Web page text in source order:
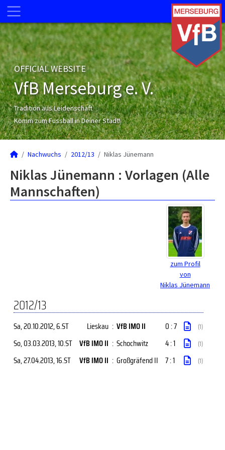
OFFICIAL WEBSITE
VfB Merseburg e. V.
Tradition aus Leidenschaft
Komm zum Fussball in Deiner Stadt!
Nachwuchs 2012/13 Niklas Jünemann
Niklas Jünemann : Vorlagen (Alle
Mannschaften)
zum Profil
von
Niklas Jünemann
2012/13
Sa, 20.10.2012, 6.ST Lieskau : VfB IMO II 0 : 7 (1)
So, 03.03.2013, 10.ST VfB IMO II : Schochwitz 4 : 1 (1)
Sa, 27.04.2013, 16.ST VfB IMO II : Großgräfend II 7 : 1 (1)